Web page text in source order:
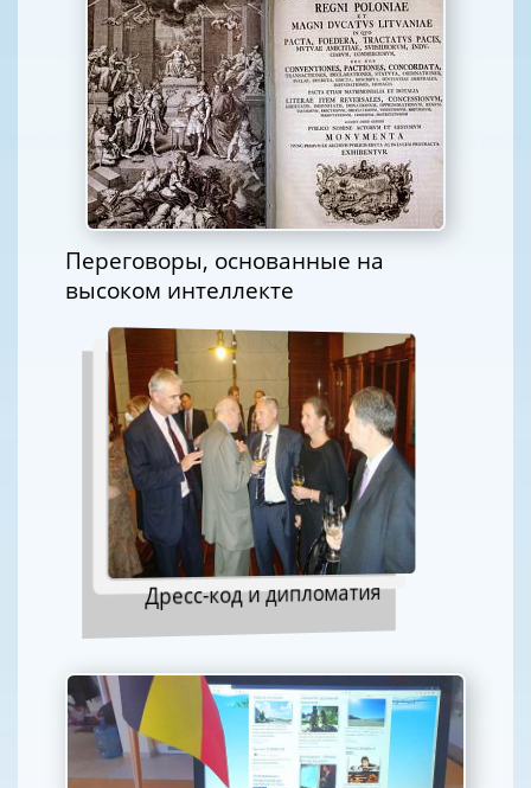
Переговоры, основанные на
высоком интеллекте
Дресс-код и дипломатия